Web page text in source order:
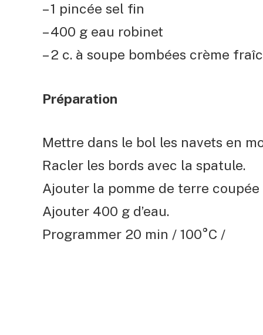
– 1 pincée sel fin
– 400 g eau robinet
– 2 c. à soupe bombées crème
Préparation
Mettre dans le bol les navets en
Racler les bords avec la spatule.
Ajouter la pomme de terre
Ajouter 400 g d’eau.
Programmer 20 min / 100°C /